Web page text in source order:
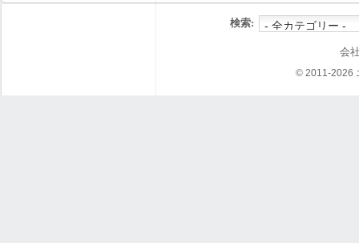
検索:
会
© 2011-2026